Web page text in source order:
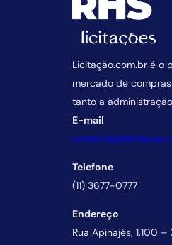
Licitação.com.br é o
mercado de
tanto a
E-mail
Telefone
(11) 3677-0777
Endereço
Rua Apinajés, 1.100